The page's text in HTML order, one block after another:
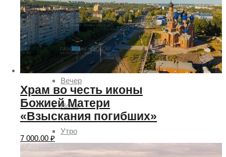
Ясно
Время суток
День
Вечер
Ночь
Утро
Храм во честь иконы
Божией Матери
«Взыскания погибших»
7 000.00 ₽